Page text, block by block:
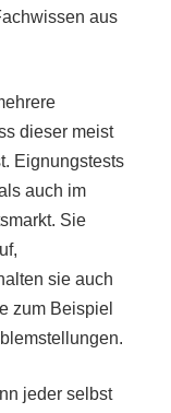
aus
dieser meist
Eignungstests
auch im
Sie
sie auch
zum Beispiel
jeder selbst